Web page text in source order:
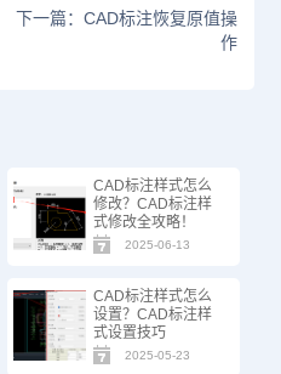
下一篇：CAD标注恢复原值操
作
CAD标注样式怎么
修改？CAD标注样
式修改全攻略！
2025-06-13
CAD标注样式怎么
设置？CAD标注样
式设置技巧
2025-05-23